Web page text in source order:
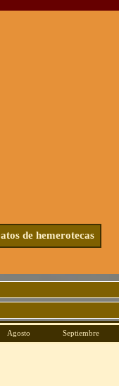
▼
de hemerotecas
Agosto Septiembre